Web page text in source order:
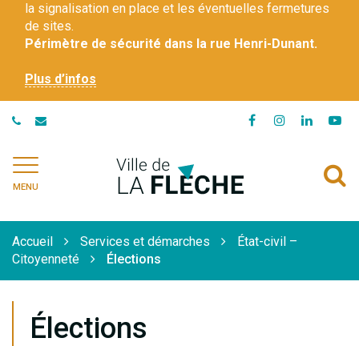
la signalisation en place et les éventuelles fermetures
de sites.
Périmètre de sécurité dans la rue Henri-Dunant.
Plus d’infos
Lien
Lien
compte
Instagram
Lien
compte
MENU
Accueil Services et démarches
État-civil –
Citoyenneté
Élections
Élections